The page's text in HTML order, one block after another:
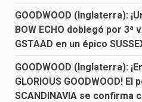
GOODWOOD (Inglaterra):
BOW ECHO doblegó por 3ª
GSTAAD en un épico
GOODWOOD (Inglaterra):
GLORIOUS GOODWOOD!
SCANDINAVIA se